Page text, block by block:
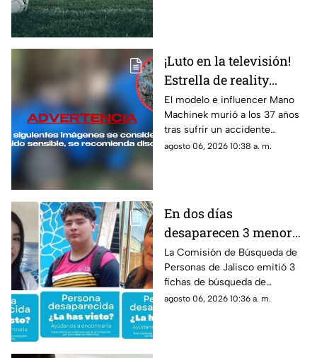
¡Luto en la televisión!
Estrella de reality
pierde la vida en un
accidente mientras
filmaba un comercial
El modelo e influencer Mano
Machinek murió a los 37 años
tras sufrir un accidente
mientras conducía un Porsche
agosto 06, 2026 10:38 a. m.
En dos días
desaparecen 3 menores
de 14 a 17 años en el
AMG
La Comisión de Búsqueda de
Personas de Jalisco emitió 3
fichas de búsqueda de
menores de edad
agosto 06, 2026 10:36 a. m.